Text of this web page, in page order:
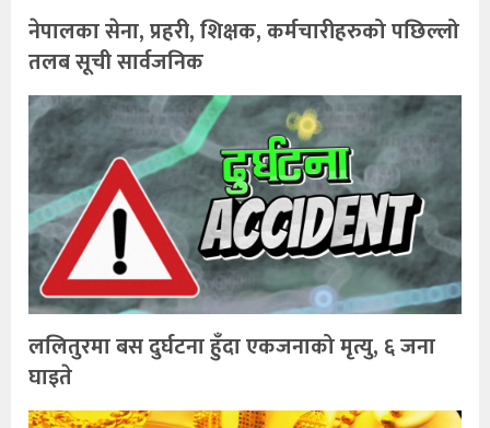
नेपालका सेना, प्रहरी, शिक्षक, कर्मचारीहरुको पछिल्लो
तलब सूची सार्वजनिक
ललितुरमा बस दुर्घटना हुँदा एकजनाको मृत्यु, ६ जना
घाइते